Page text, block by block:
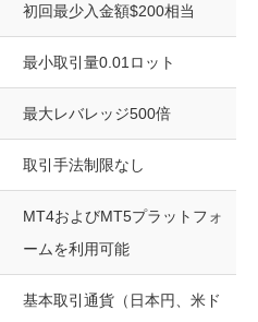
初回最少入金額$200相当
最小取引量0.01ロット
最大レバレッジ500倍
取引手法制限なし
MT4およびMT5プラットフォ
ームを利用可能
基本取引通貨（日本円、米ド